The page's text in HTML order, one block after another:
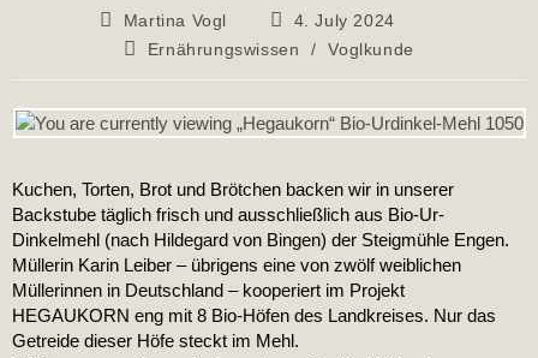
Martina Vogl
4. July 2024
Ernährungswissen
/ Voglkunde
Kuchen, Torten, Brot und Brötchen backen wir in unserer
Backstube täglich frisch und ausschließlich aus Bio-Ur-
Dinkelmehl (nach Hildegard von Bingen) der Steigmühle Engen.
Müllerin Karin Leiber – übrigens eine von zwölf weiblichen
Müllerinnen in Deutschland – kooperiert im Projekt
HEGAUKORN eng mit 8 Bio-Höfen des Landkreises. Nur das
Getreide dieser Höfe steckt im Mehl.